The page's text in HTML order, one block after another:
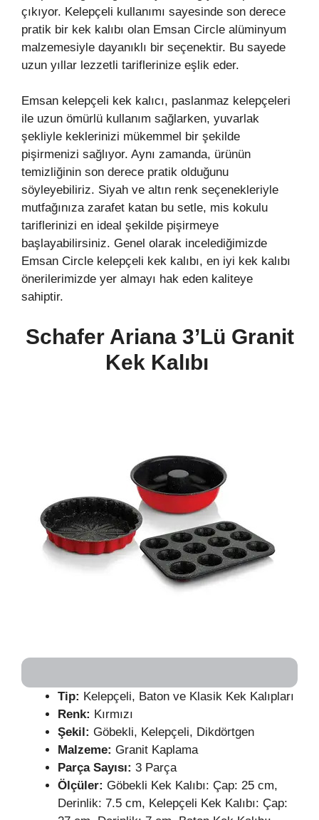
çıkıyor. Kelepçeli kullanımı sayesinde son derece
pratik bir kek kalıbı olan Emsan Circle alüminyum
malzemesiyle dayanıklı bir seçenektir. Bu sayede
uzun yıllar lezzetli tariflerinize eşlik eder.
Emsan kelepçeli kek kalıcı, paslanmaz kelepçeleri
ile uzun ömürlü kullanım sağlarken, yuvarlak
şekliyle keklerinizi mükemmel bir şekilde
pişirmenizi sağlıyor. Aynı zamanda, ürünün
temizliğinin son derece pratik olduğunu
söyleyebiliriz. Siyah ve altın renk seçenekleriyle
mutfağınıza zarafet katan bu setle, mis kokulu
tariflerinizi en ideal şekilde pişirmeye
başlayabilirsiniz. Genel olarak incelediğimizde
Emsan Circle kelepçeli kek kalıbı, en iyi kek kalıbı
önerilerimizde yer almayı hak eden kaliteye
sahiptir.
Schafer Ariana 3’lü Granit
Kek Kalıbı
Tip: Kelepçeli, Baton ve Klasik Kek Kalıpları
Renk: Kırmızı
Şekil: Göbekli, Kelepçeli, Dikdörtgen
Malzeme: Granit Kaplama
Parça Sayısı: 3 Parça
Ölçüler: Göbekli Kek Kalıbı: Çap: 25 cm,
Derinlik: 7.5 cm, Kelepçeli Kek Kalıbı: Çap: